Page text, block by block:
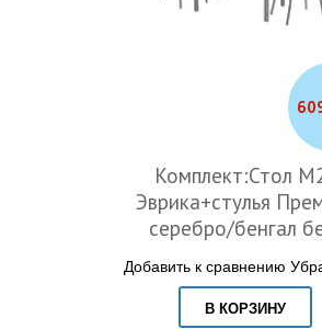
Комплект:Стол
Эврика+стулья
серебро/бенгал
Добавить к сравнению
В КОРЗИНУ